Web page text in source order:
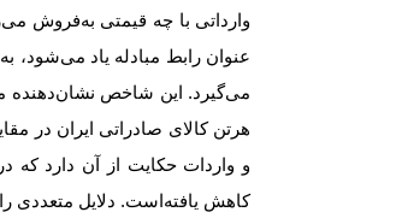
وارداتی با چه قیمتی به‌فروش
عنوان رابط مبادله یاد می‌شود،
می‌گیرد. این شاخص نشان‌دهنده
هر‌تن کالای صادراتی ایران در
و واردات حکایت از آن دارد که
کاهش ‌یافته‌است. دلایل متعددی